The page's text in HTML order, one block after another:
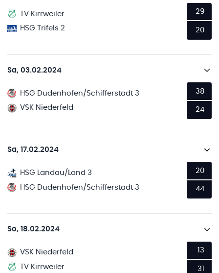
TV Kirrweiler
HSG Trifels 2
29
20
Sa, 03.02.2024
HSG Dudenhofen/Schifferstadt 3
VSK Niederfeld
38
24
Sa, 17.02.2024
HSG Landau/Land 3
HSG Dudenhofen/Schifferstadt 3
20
44
So, 18.02.2024
VSK Niederfeld
TV Kirrweiler
13
31